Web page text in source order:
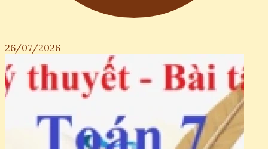
26/07/2026